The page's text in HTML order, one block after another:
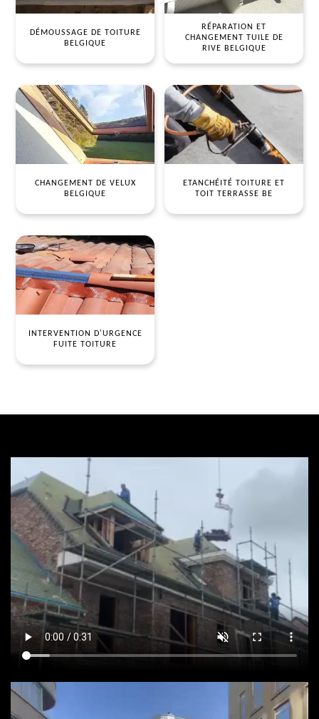
DÉMOUSSAGE DE TOITURE
BELGIQUE
RÉPARATION ET
CHANGEMENT TUILE DE
RIVE BELGIQUE
CHANGEMENT DE VELUX
BELGIQUE
ETANCHÉITÉ TOITURE ET
TOIT TERRASSE BE
INTERVENTION D'URGENCE
FUITE TOITURE